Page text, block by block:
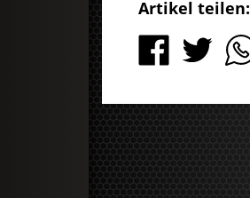
Artikel teilen: